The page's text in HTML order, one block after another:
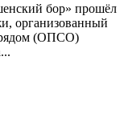
бор» прошёл
организованный
(ОПСО)